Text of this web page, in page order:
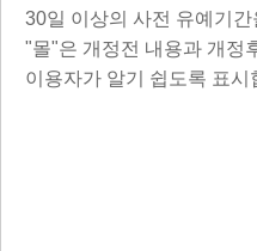
30일 이상의 사전 유예기
"몰"은 개정전 내용과 개정
이용자가 알기 쉽도록 표시